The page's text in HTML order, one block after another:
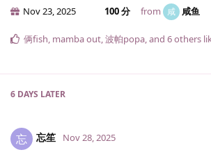
Nov 23, 2025
100 分 from 咸 咸鱼
俩fish, mamba out,波帕popa, and 6others
6 DAYS LATER
忘 忘笙 Nov 28, 2025